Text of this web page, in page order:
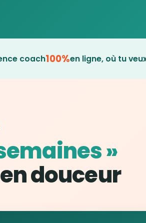
coach100%en ligne, où tu
»
douceur